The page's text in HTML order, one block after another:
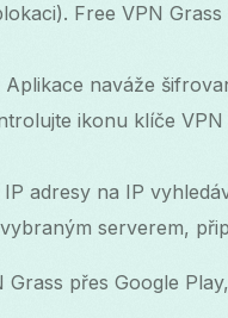
Free VPN
naváže
ikonu klíče
adresy na IP
serverem,
přes Google